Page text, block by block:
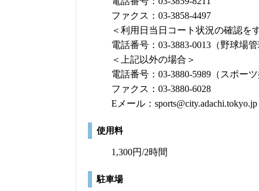
ファクス：03-3858-4497
＜利用日当日コート状況の確認を
電話番号：03-3883-0013（野球場管
＜上記以外の場合＞
電話番号：03-3880-5989（スポー
ファクス：03-3880-6028
Eメール：sports@city.adachi.tokyo.jp
使用料
1,300円/2時間
駐車場